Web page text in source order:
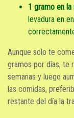
1 gramo en la
levadura en
Aunque solo te
gramos por días, te
semanas y luego
las comidas,
restante del día la